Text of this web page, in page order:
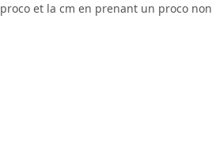
et la cm en prenant un proco